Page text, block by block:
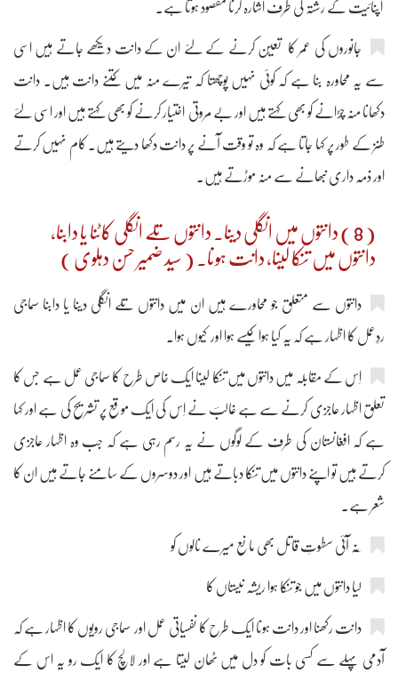
اپنائیت کے رشتہ کی طرف اشارہ کرنا مقصود ہوتا ہے۔
جانوروں کی عمر کا تعیّن کرنے کے لئے ان کے دانت دیکھے جاتے ہیں اسی
سے یہ محاورہ بنا ہے کہ کوئی نہیں پوچھتا کہ تیرے منہ میں کتنے دانت ہیں۔ دانت
دکھانا منہ چڑانے کو بھی کہتے ہیں اور بے مروتی اختیار کرنے کو بھی کہتے ہیں اور اسی لئے
طنز کے طور پر کہا جاتا ہے کہ وہ تو وقت آنے پر دانت دکھا دیتے ہیں۔ کام نہیں کرتے
اور ذمہ داری نبھانے سے منہ موڑتے ہیں۔
( 8 ) دانتوں میں انگلی دینا۔ دانتوں تلے انگلی کاٹنا یا دابنا،
دانتوں میں تنکا لینا، دانت ہونا۔ ( سید ضمیر حسن دہلوی )
دانتوں سے متعلق جو محاورے ہیں ان میں دانتوں تلے انگلی دینا یا دابنا سماجی
ردِعمل کا اظہار ہے کہ یہ کیا ہوا کیسے ہوا اور کیوں ہوا۔
اِس کے مقابلہ میں دانتوں میں تنکا لینا ایک خاص طرح کا سماجی عمل ہے جس کا
تعلق اظہار عاجزی کرنے سے ہے غالبؔ نے اِس کی ایک موقع پر تشریح کی ہے اور کہا
ہے کہ افغانستان کی طرف کے لوگوں نے یہ رسم رہی ہے کہ جب وہ اظہار عاجزی
کرتے ہیں تو اپنے دانتوں میں تنکا دباتے ہیں اور دوسروں کے سامنے جاتے ہیں ان کا
شعر ہے۔
لیا دانتوں میں جو تنکا ہوا ریشہ نیستاں کا
دانت رکھنا اور دانت ہونا ایک طرح کا نفسیاتی عمل اور سماجی رویوں کا اظہار ہے کہ
آدمی پہلے سے کسی بات کو دل میں ٹھان لیتا ہے اور لالچ کا ایک رو یہ اس کے